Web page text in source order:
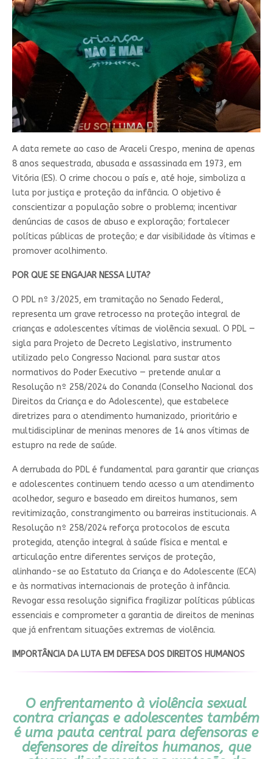
A data remete ao caso de Araceli Crespo, menina de apenas
8 anos sequestrada, abusada e assassinada em 1973, em
Vitória (ES). O crime chocou o país e, até hoje, simboliza a
luta por justiça e proteção da infância. O objetivo é
conscientizar a população sobre o problema; incentivar
denúncias de casos de abuso e exploração; fortalecer
políticas públicas de proteção; e dar visibilidade às vítimas e
promover acolhimento.
POR QUE SE ENGAJAR NESSA LUTA?
O PDL nº 3/2025, em tramitação no Senado Federal,
representa um grave retrocesso na proteção integral de
crianças e adolescentes vítimas de violência sexual. O PDL —
sigla para Projeto de Decreto Legislativo, instrumento
utilizado pelo Congresso Nacional para sustar atos
normativos do Poder Executivo — pretende anular a
Resolução nº 258/2024 do Conanda (Conselho Nacional dos
Direitos da Criança e do Adolescente), que estabelece
diretrizes para o atendimento humanizado, prioritário e
multidisciplinar de meninas menores de 14 anos vítimas de
estupro na rede de saúde.
A derrubada do PDL é fundamental para garantir que crianças
e adolescentes continuem tendo acesso a um atendimento
acolhedor, seguro e baseado em direitos humanos, sem
revitimização, constrangimento ou barreiras institucionais. A
Resolução nº 258/2024 reforça protocolos de escuta
protegida, atenção integral à saúde física e mental e
articulação entre diferentes serviços de proteção,
alinhando-se ao Estatuto da Criança e do Adolescente (ECA)
e às normativas internacionais de proteção à infância.
Revogar essa resolução significa fragilizar políticas públicas
essenciais e comprometer a garantia de direitos de meninas
que já enfrentam situações extremas de violência.
IMPORTÂNCIA DA LUTA EM DEFESA DOS DIREITOS HUMANOS
O enfrentamento à violência sexual
contra crianças e adolescentes também
é uma pauta central para defensoras e
defensores de direitos humanos, que